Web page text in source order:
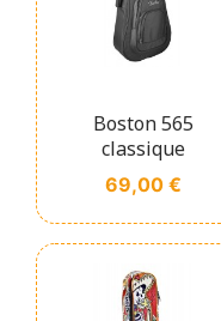
Boston 565
classique
Prix
69,00 €